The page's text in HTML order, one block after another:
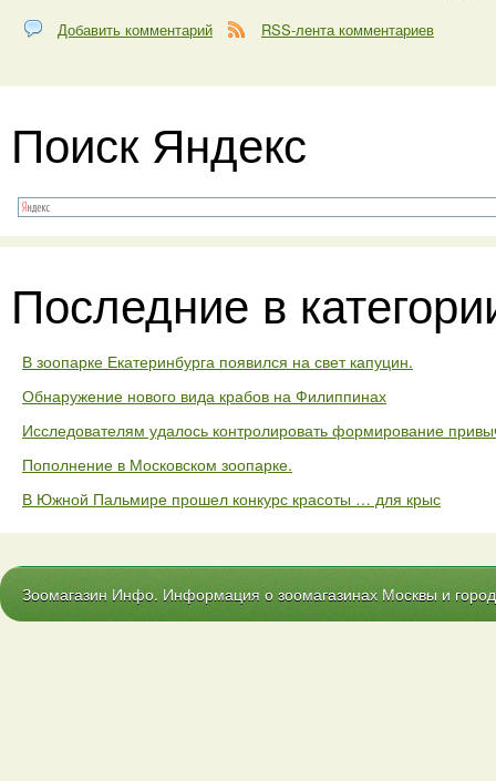
Добавить комментарий RSS-лента комментариев
Поиск Яндекс
Последние в
В зоопарке Екатеринбурга появился на свет капуцин.
Обнаружение нового вида крабов на Филиппинах
Исследователям удалось контролировать формирование
Пополнение в Московском зоопарке.
В Южной Пальмире прошел конкурс красоты … для крыс
Зоомагазин Инфо. Информация о зоомагазинах Москвы и